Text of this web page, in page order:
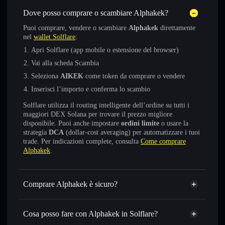
Dove posso comprare o scambiare Alphakek?
Puoi comprare, vendere o scambiare Alphakek direttamente
nel wallet Solflare:
Apri Solflare (app mobile o estensione del browser)
Vai alla scheda Scambia
Seleziona AIKEK come token da comprare o vendere
Inserisci l’importo e conferma lo scambio
Solflare utilizza il routing intelligente dell’ordine su tutti i
maggiori DEX Solana per trovare il prezzo migliore
disponibile. Puoi anche impostare ordini limite o usare la
strategia DCA (dollar-cost averaging) per automatizzare i tuoi
trade. Per indicazioni complete, consulta Come comprare
Alphakek.
Comprare Alphakek è sicuro?
Alphakek token verificato
Cosa posso fare con Alphakek in Solflare?